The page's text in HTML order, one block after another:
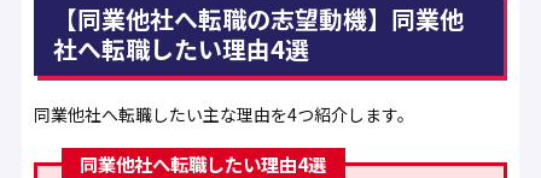
【同業他社へ転職の志望動機】同業他
社へ転職したい理由4選
同業他社へ転職したい主な理由を4つ紹介します。
同業他社へ転職したい理由4選